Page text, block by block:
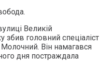
Великій
збив головний спеціаліст
Молочний. Він намагався
дня постраждала